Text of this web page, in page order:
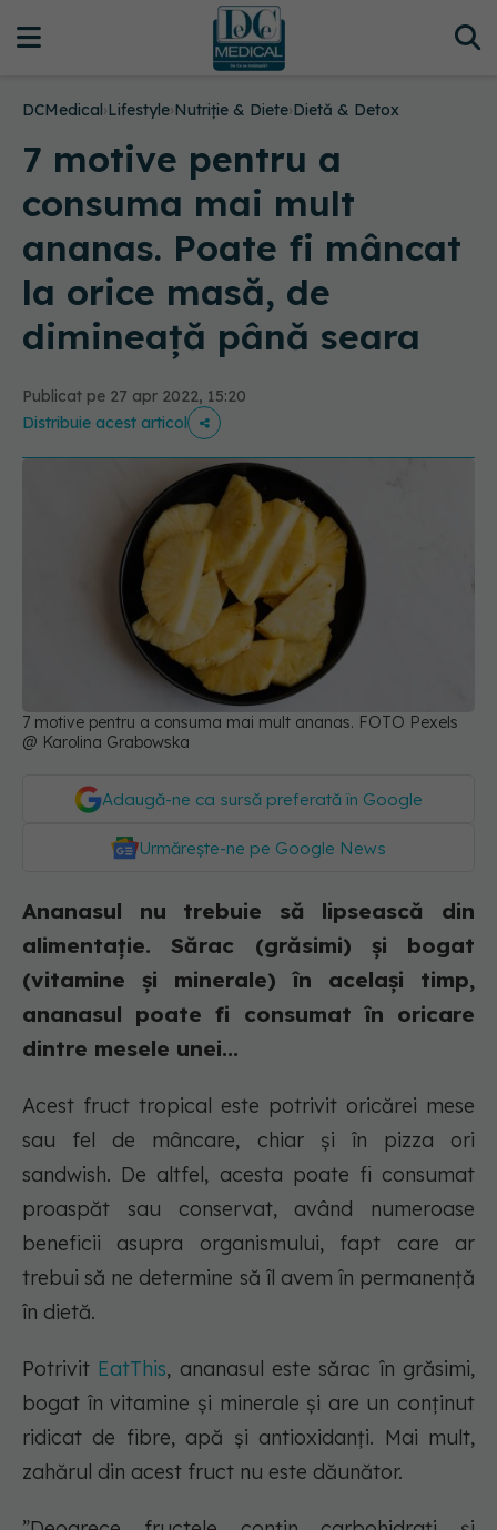
DCMedical›Lifestyle›Nutriție & Diete›Dietă & Detox
7 motive pentru a
consuma mai mult
ananas. Poate fi mâncat
la orice masă, de
dimineață până seara
Publicat pe 27 apr 2022, 15:20
Distribuie acest articol
7 motive pentru a consuma mai mult ananas. FOTO Pexels
@ Karolina Grabowska
Adaugă-ne ca sursă preferată în Google
Urmărește-ne pe Google News
Ananasul nu trebuie să lipsească din
alimentație. Sărac (grăsimi) și bogat
(vitamine și minerale) în același timp,
ananasul poate fi consumat în oricare
dintre mesele unei...
Acest fruct tropical este potrivit oricărei mese
sau fel de mâncare, chiar și în pizza ori
sandwish. De altfel, acesta poate fi consumat
proaspăt sau conservat, având numeroase
beneficii asupra organismului, fapt care ar
trebui să ne determine să îl avem în permanență
în dietă.
Potrivit EatThis, ananasul este sărac în grăsimi,
bogat în vitamine și minerale și are un conținut
ridicat de fibre, apă și antioxidanți. Mai mult,
zahărul din acest fruct nu este dăunător.